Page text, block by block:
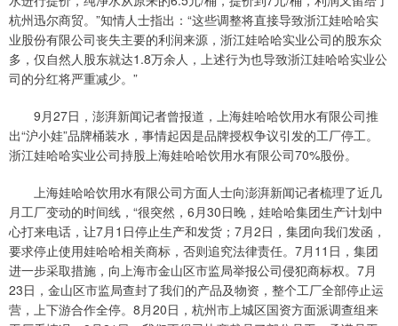
杭州迅尔商贸。”知情人士指出：“这些调整将直接导致浙江娃哈哈实
业股份有限公司丧失主要的利润来源，浙江娃哈哈实业公司的股东众
多，仅自然人股东就达1.8万余人，上述行为也导致浙江娃哈哈实业公
司的分红将严重减少。”
9月27日，澎湃新闻记者曾报道，上海娃哈哈饮用水有限公司推
出“沪小娃”品牌桶装水，事情起因是品牌授权争议引发的工厂停工。
浙江娃哈哈实业公司持股上海娃哈哈饮用水有限公司70%股份。
上海娃哈哈饮用水有限公司方面人士向澎湃新闻记者梳理了近几
月工厂变动的时间线，“很突然，6月30日晚，娃哈哈集团生产计划中
心打来电话，让7月1日停止生产和发货；7月2日，集团向我们发函，
要求停止使用娃哈哈相关商标，否则追究法律责任。7月11日，集团
进一步采取措施，向上海市金山区市监局举报公司侵犯商标权。7月
23日，金山区市监局查封了我们的产品及物资，整个工厂全部停止运
营，上下游合作全停。8月20日，杭州市上城区国资方面派调查组来